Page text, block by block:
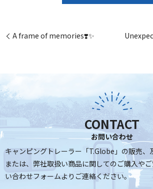
A frame of memories❣️✨
CONTACT
お問い合わせ
キャンピングトレーラー「T.Globe」の販売、
または、弊社取扱い商品に関してのご購入やご
い合わせフォームよりご連絡ください。